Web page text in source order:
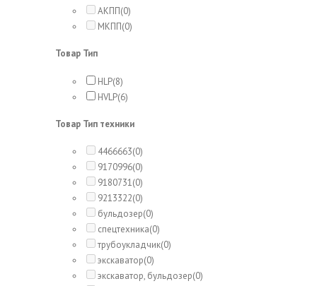
АКПП(0)
МКПП(0)
Товар Тип
HLP(8)
HVLP(6)
Товар Тип техники
4466663(0)
9170996(0)
9180731(0)
9213322(0)
бульдозер(0)
спецтехника(0)
трубоукладчик(0)
экскаватор(0)
экскаватор, бульдозер(0)